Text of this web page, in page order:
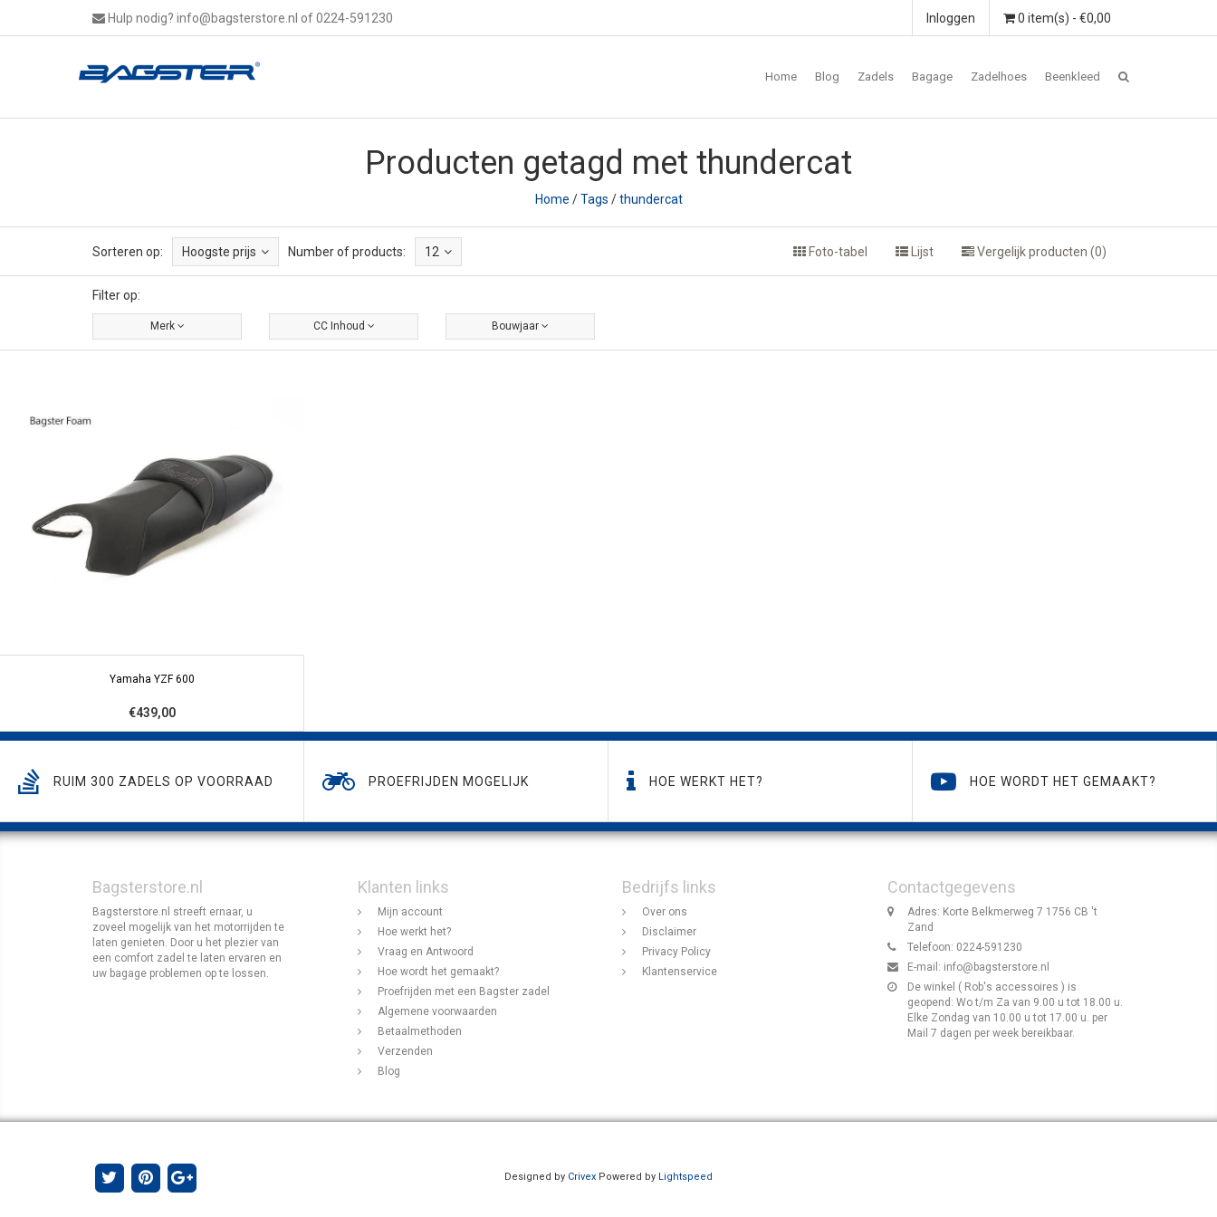
Hulp nodig? info@bagsterstore.nl of 0224-591230 0 item(s) - €0,00
Inloggen
Home Blog Zadels Bagage Zadelhoes Beenkleed
Producten getagd met thundercat
Home /Tags /thundercat
Sorteren op: Hoogste prijs Number of products: 12 Foto-tabel Lijst Vergelijk producten (0)
Filter op:
Merk CC Inhoud Bouwjaar
Yamaha YZF 600
€439,00
RUIM 300 ZADELS OP VOORRAAD PROEFRIJDEN MOGELIJK HOE WERKT HET? HOE WORDT HET GEMAAKT?
Bagsterstore.nl
Bagsterstore.nl streeft ernaar, u
zoveel mogelijk van het motorrijden te
laten genieten. Door u het plezier van
een comfort zadel te laten ervaren en
uw bagage problemen op te lossen.
Klanten links
Mijn account
Hoe werkt het?
Vraag en Antwoord
Hoe wordt het gemaakt?
Proefrijden met een Bagster zadel
Algemene voorwaarden
Betaalmethoden
Verzenden
Blog
Bedrijfs links
Over ons
Disclaimer
Privacy Policy
Klantenservice
Contactgegevens
Adres: Korte Belkmerweg 7 1756 CB 't
Zand
Telefoon: 0224-591230
E-mail: info@bagsterstore.nl
De winkel ( Rob's accessoires ) is
geopend: Wo t/m Za van 9.00 u tot 18.00 u.
Elke Zondag van 10.00 u tot 17.00 u. per
Mail 7 dagen per week bereikbaar.
Designed by Crivex Powered by Lightspeed